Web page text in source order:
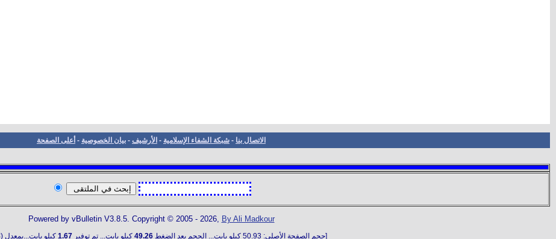
الاتصال بنا - شبكة الشفاء الإسلامية - الأرشيف - بيان الخصوصية - أعلى الصفحة
Powered by vBulletin V3.8.5. Copyright © 2005 - 2026, By Ali Madkour
[حجم الصفحة الأصلي: 50.93 كيلو بايت... الحجم بعد الضغط 49.26 كيلو بايت... تم توفير 1.67 كيلو بايت...بمعدل (3.28%)]